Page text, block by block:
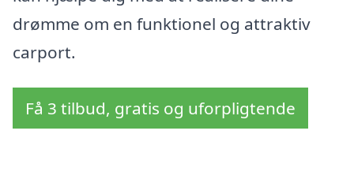
drømme om en funktionel og attraktiv
carport.
Få 3 tilbud, gratis og uforpligtende